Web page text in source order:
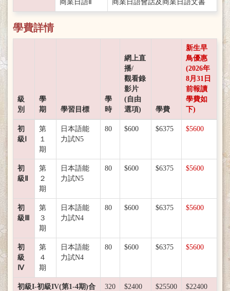
商業日語Ⅱ 商業日語會話及商業日語文書
學費詳情
級
別
學
期
學習目標
學
時
網上直
播/
觀看錄
影片
(自由
選項)
學費
新生早
鳥優惠
(2026年
8月31日
前報讀
學費如
下)
初
級Ⅰ
第
１
期
日本語能
力試N5
80 $600 $6375 $5600
初
級Ⅱ
第
２
期
日本語能
力試N5
80 $600 $6375 $5600
初
級Ⅲ
第
３
期
日本語能
力試N4
80 $600 $6375 $5600
初
級
Ⅳ
第
４
期
日本語能
力試N4
80 $600 $6375 $5600
初級I-初級IV(第1-4期)合
320 $2400 $25500 $22400